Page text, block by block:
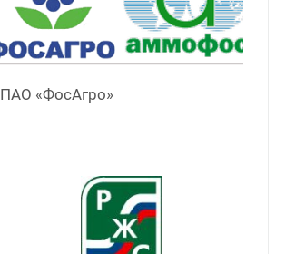
ПАО «ФосАгро»